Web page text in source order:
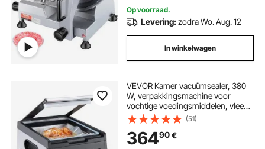
Op voorraad.
Levering:zodra Wo. Aug. 12
In winkelwagen
VEVOR Kamer vacuümsealer, 380
W, verpakkingsmachine voor
vochtige voedingsmiddelen, vlees,
compact ontwerp, ideale
commerciële vacuümsealer voor
professioneel en thuisgebruik
(51)
36490€